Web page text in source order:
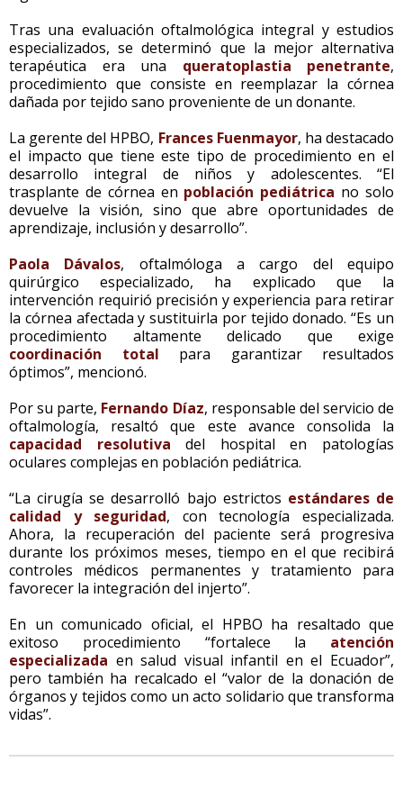
Tras una evaluación oftalmológica integral y estudios
especializados, se determinó que la mejor alternativa
terapéutica era una queratoplastia penetrante,
procedimiento que consiste en reemplazar la córnea
dañada por tejido sano proveniente de un donante.
La gerente del HPBO, Frances Fuenmayor, ha destacado
el impacto que tiene este tipo de procedimiento en el
desarrollo integral de niños y adolescentes. “El
trasplante de córnea en población pediátrica no solo
devuelve la visión, sino que abre oportunidades de
aprendizaje, inclusión y desarrollo”.
Paola Dávalos, oftalmóloga a cargo del equipo
quirúrgico especializado, ha explicado que la
intervención requirió precisión y experiencia para retirar
la córnea afectada y sustituirla por tejido donado. “Es un
procedimiento altamente delicado que exige
coordinación total para garantizar resultados
óptimos”, mencionó.
Por su parte, Fernando Díaz, responsable del servicio de
oftalmología, resaltó que este avance consolida la
capacidad resolutiva del hospital en patologías
oculares complejas en población pediátrica.
“La cirugía se desarrolló bajo estrictos estándares de
calidad y seguridad, con tecnología especializada.
Ahora, la recuperación del paciente será progresiva
durante los próximos meses, tiempo en el que recibirá
controles médicos permanentes y tratamiento para
favorecer la integración del injerto”.
En un comunicado oficial, el HPBO ha resaltado que
exitoso procedimiento “fortalece la atención
especializada en salud visual infantil en el Ecuador”,
pero también ha recalcado el “valor de la donación de
órganos y tejidos como un acto solidario que transforma
vidas”.